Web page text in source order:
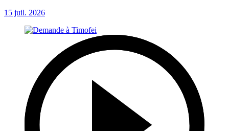
15 juil. 2026